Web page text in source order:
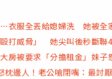
衣服全丟給媳婦洗 她被全
打威脅」 她尖叫後秒斷聯
房被要求「分擔租金」妹
枕邊人！老公嗆閉嘴：最討